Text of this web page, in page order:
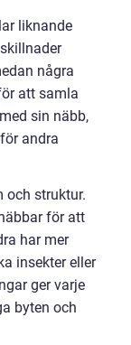
liknande
några
att samla
sin näbb,
andra
och struktur.
för att
har mer
insekter eller
ger varje
byten och